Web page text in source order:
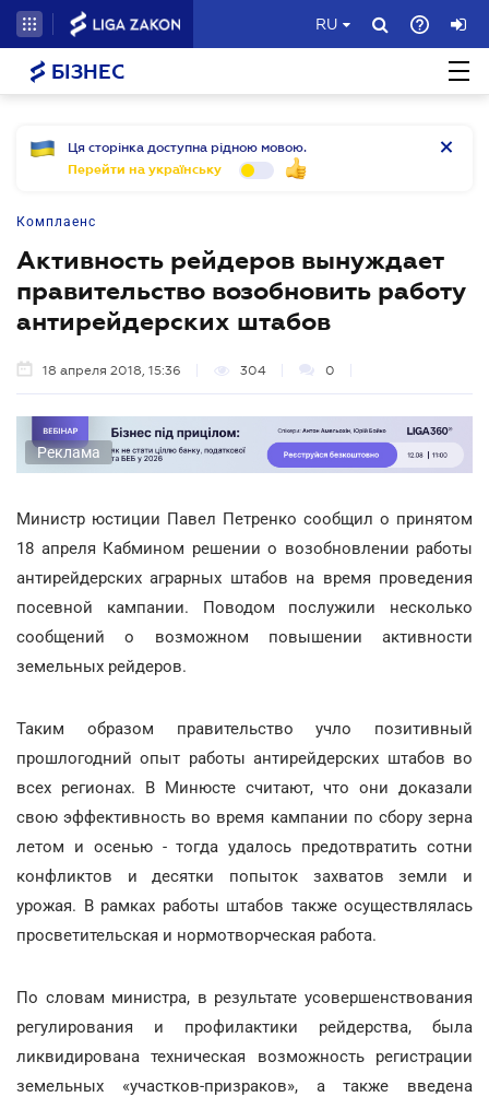
RU
БІЗНЕС
Ця сторінка доступна рідною мовою.
Перейти на українську
Комплаенс
Активность рейдеров вынуждает
правительство возобновить работу
антирейдерских штабов
18 апреля 2018, 15:36 304 0
Реклама
Министр юстиции Павел Петренко сообщил о принятом
18 апреля Кабмином решении о возобновлении работы
антирейдерских аграрных штабов на время проведения
посевной кампании. Поводом послужили несколько
сообщений о возможном повышении активности
земельных рейдеров.
Таким образом правительство учло позитивный
прошлогодний опыт работы антирейдерских штабов во
всех регионах. В Минюсте считают, что они доказали
свою эффективность во время кампании по сбору зерна
летом и осенью - тогда удалось предотвратить сотни
конфликтов и десятки попыток захватов земли и
урожая. В рамках работы штабов также осуществлялась
просветительская и нормотворческая работа.
По словам министра, в результате усовершенствования
регулирования и профилактики рейдерства, была
ликвидирована техническая возможность регистрации
земельных «участков-призраков», а также введена